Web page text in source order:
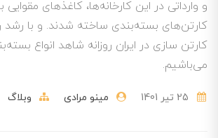
و وارداتی در این کارخانه‌ها، کاغذهای مقوایی
کارتن‌های بسته‌بندی ساخته شدند. و با
کارتن سازی در ایران روزانه شاهد انواع
می‌باشیم.
مینو مرادی وبلاگ